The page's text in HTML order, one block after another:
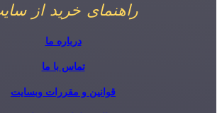
راهنمای خرید از سایت
درباره ما
تماس با ما
قوانین و مقررات وبسایت